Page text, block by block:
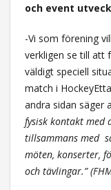
och event
-Vi som förening
verkligen se till att
väldigt speciell
match i
andra sidan säger
fysisk kontakt med
tillsammans med
möten, konserter,
och tävlingar.”